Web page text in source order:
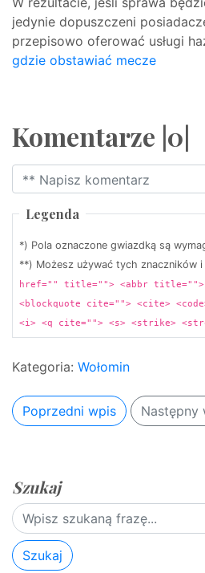
jedynie dopuszczeni
przepisowo oferować usługi
gdzie obstawiać mecze
Komentarze |0|
Legenda
*) Pola oznaczone gwiazdką są
**) Możesz używać tych znaczników
href="" title=""> <abbr title="">
<blockquote cite=""> <cite>
<i> <q cite=""> <s> <strike>
Kategoria: Wołomin
Poprzedni wpis Następny
Szukaj
Szukaj